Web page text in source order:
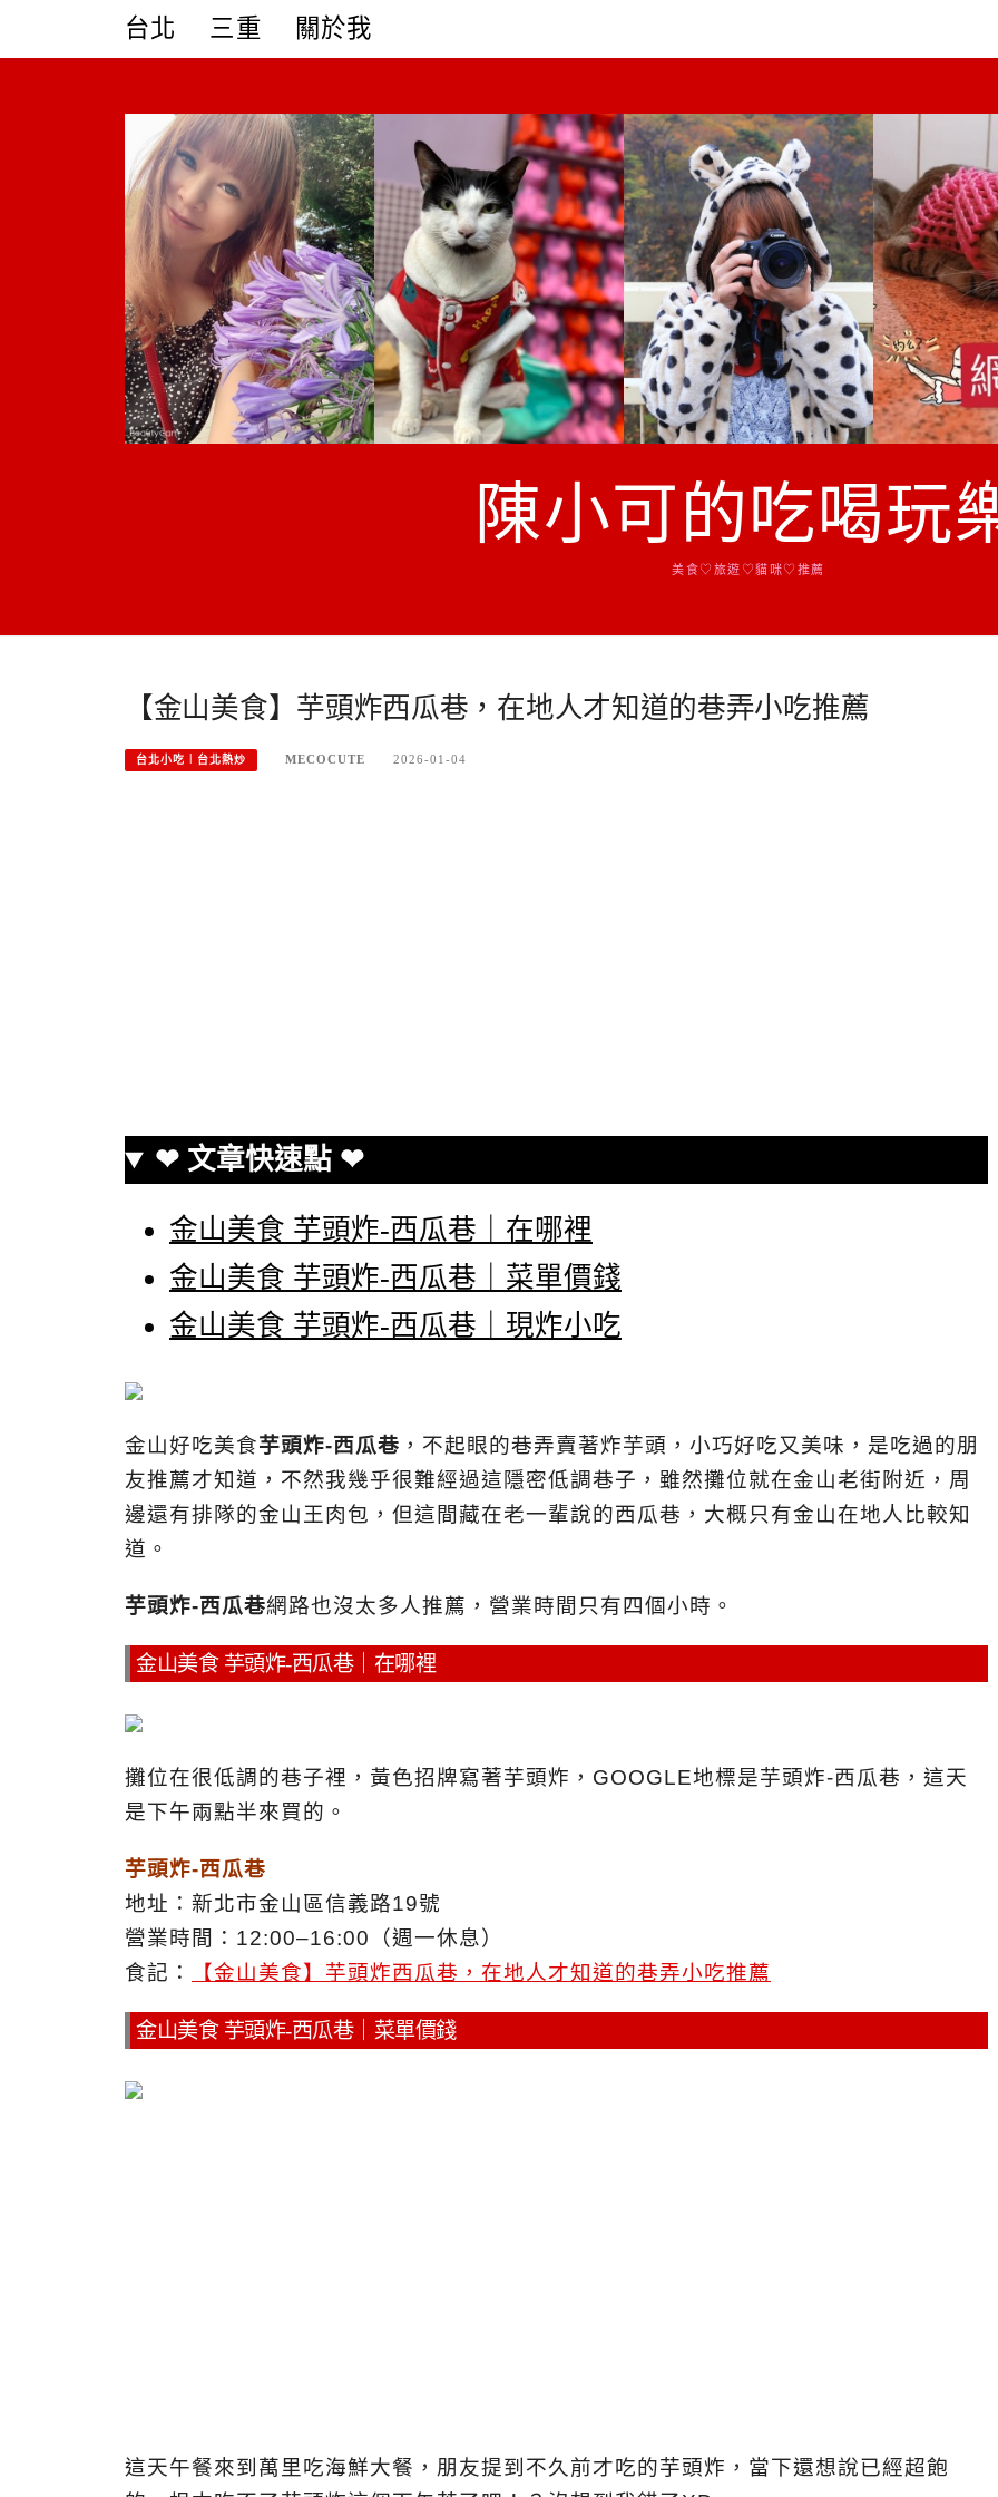
台北 三重 關於我
陳小可的吃喝玩
美食♡旅遊♡貓咪♡推薦
【金山美食】芋頭炸西瓜巷，在地人才知道的巷弄小吃推薦
台北小吃︱台北熱炒 MECOCUTE 2026-01-04
❤ 文章快速點 ❤
金山美食 芋頭炸-西瓜巷｜在哪裡
金山美食 芋頭炸-西瓜巷｜菜單價錢
金山美食 芋頭炸-西瓜巷｜現炸小吃
金山好吃美食芋頭炸-西瓜巷 ，不起眼的巷弄賣著炸芋頭，小巧好吃又美味，是吃過的朋
友推薦才知道，不然我幾乎很難經過這隱密低調巷子，雖然攤位就在金山老街附近，周
邊還有排隊的金山王肉包，但這間藏在老一輩說的西瓜巷，大概只有金山在地人比較知
道。
芋頭炸-西瓜巷網路也沒太多人推薦，營業時間只有四個小時。
金山美食 芋頭炸-西瓜巷｜在哪裡
攤位在很低調的巷子裡，黃色招牌寫著芋頭炸，GOOGLE地標是芋頭炸-西瓜巷，這天
是下午兩點半來買的。
芋頭炸-西瓜巷
地址：新北市金山區信義路19號
營業時間：12:00–16:00（週一休息）
食記：
【金山美食】芋頭炸西瓜巷，在地人才知道的巷弄小吃推薦
金山美食 芋頭炸-西瓜巷｜菜單價錢
這天午餐來到萬里吃海鮮大餐，朋友提到不久前才吃的芋頭炸，當下還想說已經超飽